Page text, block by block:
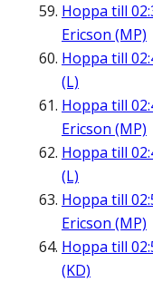
Hoppa till
Ericson (MP)
Hoppa till
(L)
Hoppa till
Ericson (MP)
Hoppa till
(L)
Hoppa till
Ericson (MP)
Hoppa till
(KD)